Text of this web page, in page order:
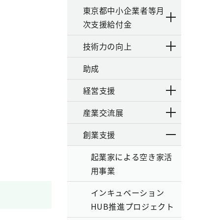
東京都中小企業者等月
次支援給付金
技術力の向上
助成
経営支援
産業交流展
創業支援
起業家による空き家活
用事業
インキュベーション
HUB推進プロジェクト